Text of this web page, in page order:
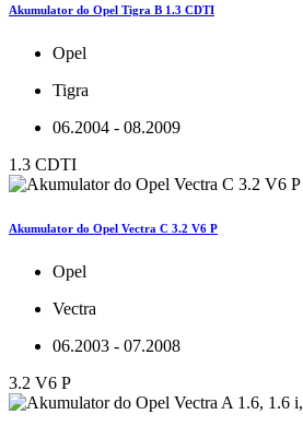
Akumulator do Opel Tigra B 1.3 CDTI
Opel
Tigra
06.2004 - 08.2009
1.3 CDTI
Akumulator do Opel Vectra C 3.2 V6 P
Opel
Vectra
06.2003 - 07.2008
3.2 V6 P